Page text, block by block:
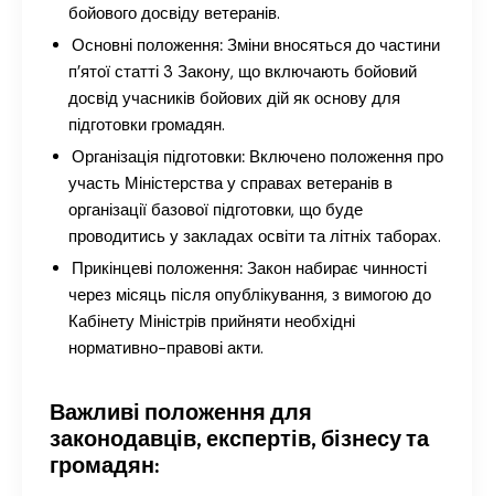
бойового досвіду ветеранів.
Основні положення: Зміни вносяться до частини
п’ятої статті 3 Закону, що включають бойовий
досвід учасників бойових дій як основу для
підготовки громадян.
Організація підготовки: Включено положення про
участь Міністерства у справах ветеранів в
організації базової підготовки, що буде
проводитись у закладах освіти та літніх таборах.
Прикінцеві положення: Закон набирає чинності
через місяць після опублікування, з вимогою до
Кабінету Міністрів прийняти необхідні
нормативно-правові акти.
Важливі положення для
законодавців, експертів, бізнесу та
громадян: